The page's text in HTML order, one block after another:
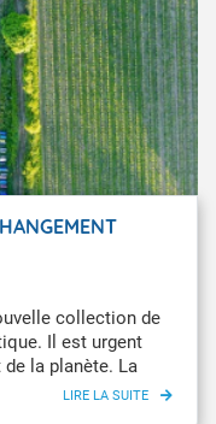
collection de
Il est urgent
la planète. La
au niveau